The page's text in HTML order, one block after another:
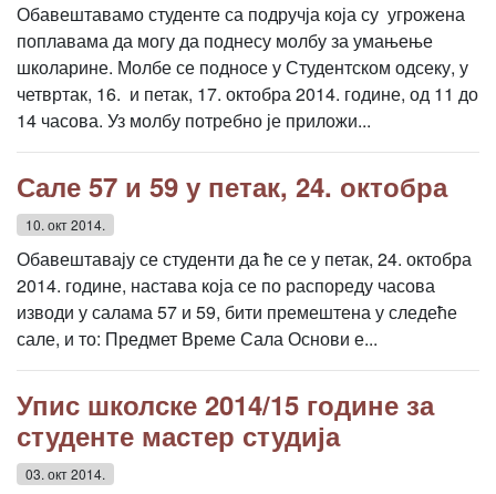
Обавештавамо студенте са подручја која су угрожена
поплавама да могу да поднесу молбу за умањење
школарине. Молбе се подносе у Студентском одсеку, у
четвртак, 16. и петак, 17. октобра 2014. године, од 11 до
14 часова. Уз молбу потребно је приложи...
Сале 57 и 59 у петак, 24. октобра
10. окт 2014.
Обавештавају се студенти да ће се у петак, 24. октобра
2014. године, настава која се по распореду часова
изводи у салама 57 и 59, бити премештена у следеће
сале, и то: Предмет Време Сала Основи е...
Упис школске 2014/15 године за
студенте мастер студија
03. окт 2014.